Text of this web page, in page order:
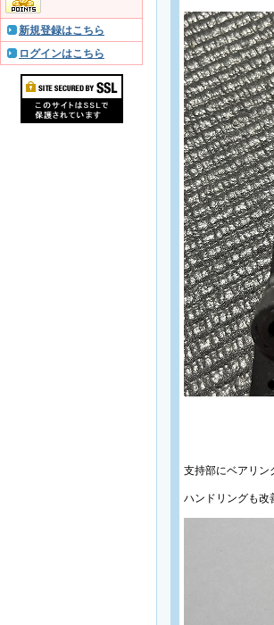
新規登録はこちら
ログインはこちら
支持部にベアリン
ハンドリングも改